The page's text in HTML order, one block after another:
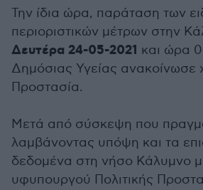
Την ίδια ώρα, παράταση των
περιοριστικών μέτρων στην
Δευτέρα 24-05-2021 και ώρα
Δημόσιας Υγείας ανακοίνωσε
Προστασία.
Μετά από σύσκεψη που
λαμβάνοντας υπόψη και τα
δεδομένα στη νήσο Κάλυμνο
υφυπουργού Πολιτικής